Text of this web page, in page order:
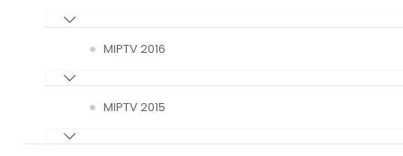
MIPTV 2016
MIPTV 2015